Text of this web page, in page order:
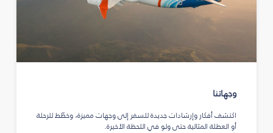
وجهاتنا
اكتشف أفكار وإرشادات جديدة للسفر إلى وجهات مميزة، وخطّط للرحلة
أو العطلة المثالية حتى ولو في اللحظة الأخيرة.